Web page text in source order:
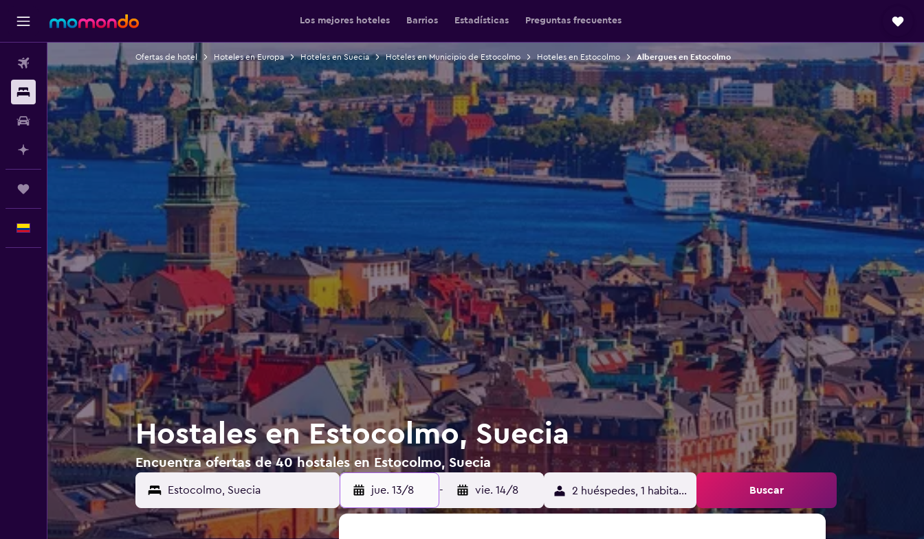
Los mejores hoteles Barrios Estadísticas Preguntas frecuentes
Vuelos
Alojamientos
Carros
Planifica con IA
Ofertas de hotel Hoteles en Europa Hoteles en Suecia Hoteles en Municipio de Estocolmo Hoteles en Estocolmo Albergues en Estocolmo
Hostales en Estocolmo, Suecia
Encuentra ofertas de 40 hostales en Estocolmo, Suecia
jue. 13/8 - vie. 14/8 2 huéspedes, 1 habitación Buscar